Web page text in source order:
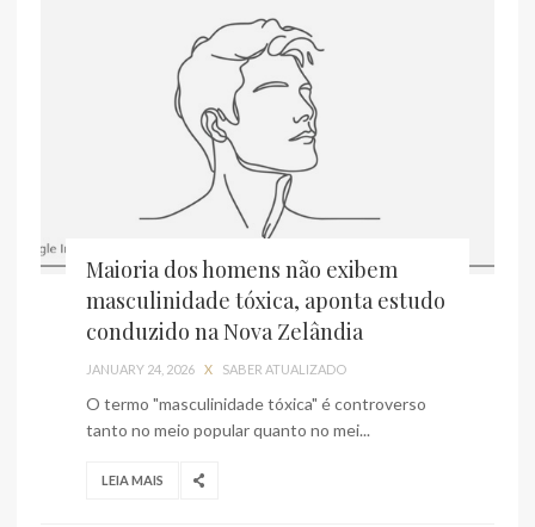
Maioria dos homens não exibem
masculinidade tóxica, aponta estudo
conduzido na Nova Zelândia
JANUARY 24, 2026 X SABER ATUALIZADO
O termo "masculinidade tóxica" é controverso
tanto no meio popular quanto no mei...
LEIA MAIS